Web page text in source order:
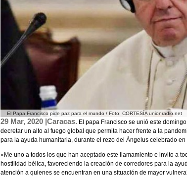
El Papa Francisco pide paz para el mundo / Foto: CORTESÍA unionradio.net
29 Mar, 2020 |Caracas. El papa Francisco se unió este
decretar un alto al fuego global que permita hacer frente a la
para la ayuda humanitaria, durante el rezo del Ángelus celebrado
«Me uno a todos los que han aceptado este llamamiento e invito a
hostilidad bélica, favoreciendo la creación de corredores para la
atención a quienes se encuentran en una situación de mayor